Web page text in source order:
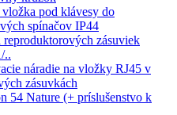
vložka pod klávesy do
spínačov IP44
reproduktorových zásuviek
..
náradie na vložky RJ45 v
zásuvkách
54 Nature (+ príslušenstvo k